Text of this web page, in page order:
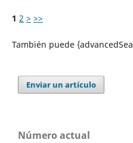
1 2 > >>
También puede
Enviar un artículo
Número actual